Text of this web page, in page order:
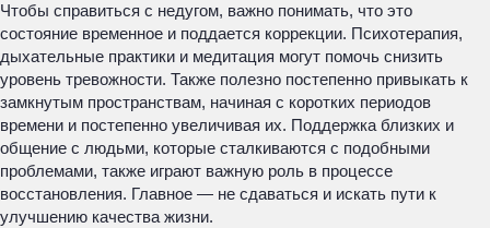
Чтобы справиться с недугом, важно понимать, что это
состояние временное и поддается коррекции. Психотерапия,
дыхательные практики и медитация могут помочь снизить
уровень тревожности. Также полезно постепенно привыкать к
замкнутым пространствам, начиная с коротких периодов
времени и постепенно увеличивая их. Поддержка близких и
общение с людьми, которые сталкиваются с подобными
проблемами, также играют важную роль в процессе
восстановления. Главное — не сдаваться и искать пути к
улучшению качества жизни.